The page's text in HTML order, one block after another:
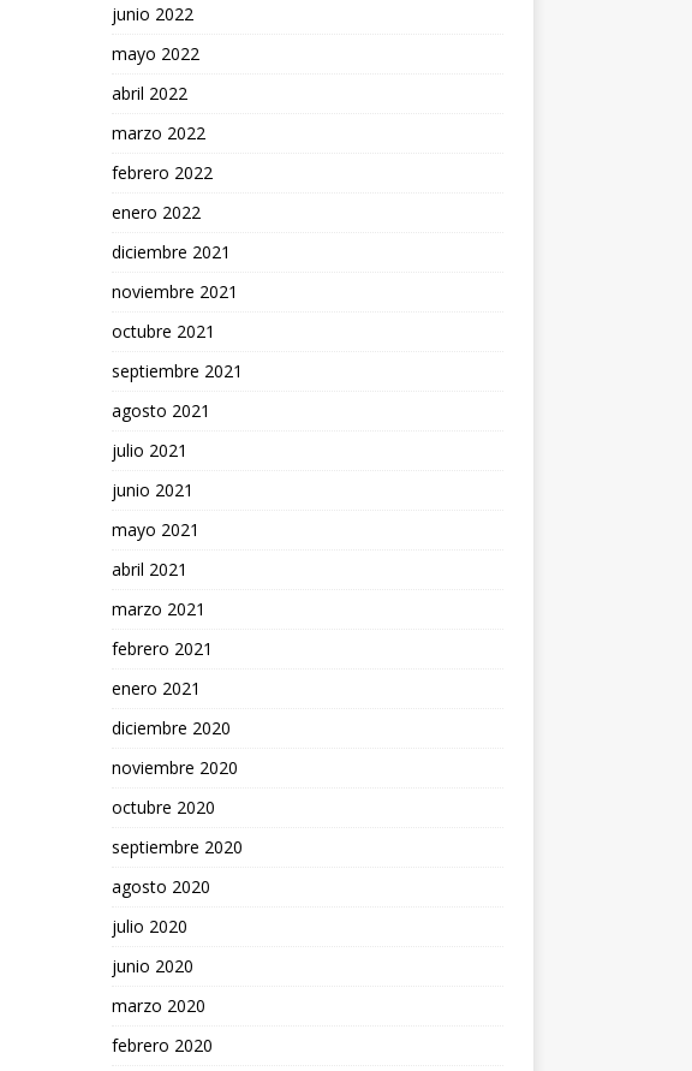
junio 2022
mayo 2022
abril 2022
marzo 2022
febrero 2022
enero 2022
diciembre 2021
noviembre 2021
octubre 2021
septiembre 2021
agosto 2021
julio 2021
junio 2021
mayo 2021
abril 2021
marzo 2021
febrero 2021
enero 2021
diciembre 2020
noviembre 2020
octubre 2020
septiembre 2020
agosto 2020
julio 2020
junio 2020
marzo 2020
febrero 2020